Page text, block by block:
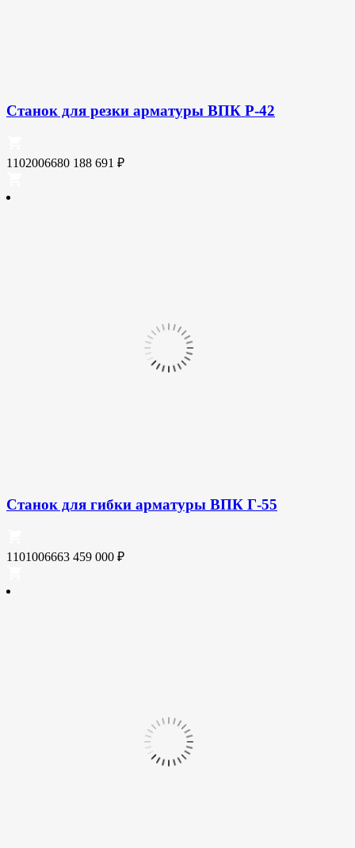
Станок для резки арматуры ВПК Р-42
1102006680 188 691 ₽
Станок для гибки арматуры ВПК Г-55
1101006663 459 000 ₽